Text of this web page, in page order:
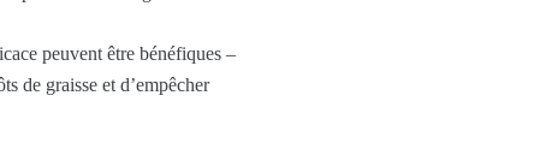
peuvent être bénéfiques –
de graisse et d’empêcher